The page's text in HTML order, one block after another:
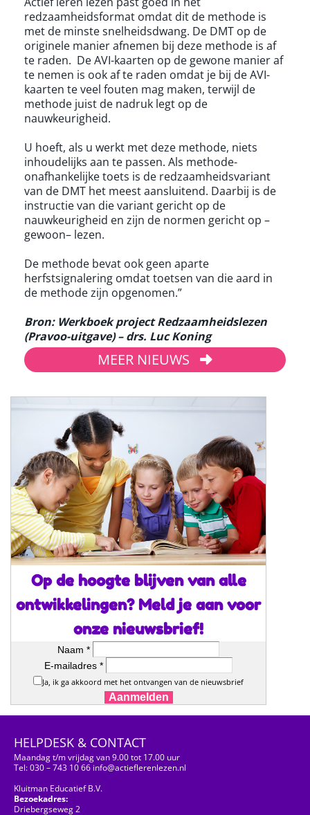
redzaamheidsformat omdat dit de methode is
met de minste snelheidsdwang. De DMT op de
originele manier afnemen bij deze methode is af
te raden. De AVI-kaarten op de gewone manier af
te nemen is ook af te raden omdat je bij de AVI-
kaarten te veel fouten mag maken, terwijl de
methode juist de nadruk legt op de
nauwkeurigheid.
U hoeft, als u werkt met deze methode, niets
inhoudelijks aan te passen. Als methode-
onafhankelijke toets is de redzaamheidsvariant
van de DMT het meest aansluitend. Daarbij is de
instructie van die variant gericht op de
nauwkeurigheid en zijn de normen gericht op –
gewoon– lezen.
De methode bevat ook geen aparte
herfstsignalering omdat toetsen van die aard in
de methode zijn opgenomen.”
Bron: Werkboek project Redzaamheidslezen
(Pravoo-uitgave) – drs. Luc Koning
MEER NIEUWS
Op de hoogte blijven van alle
ontwikkelingen? Meld je aan voor
onze nieuwsbrief!
Naam *
E-mailadres *
Ja, ik ga akkoord met het ontvangen van de nieuwsbrief
Aanmelden
HELPDESK & CONTACT
Maandag t/m vrijdag van 9.00 tot 17.00 uur
Tel: 030 – 743 10 66 info@actieflerenlezen.nl
Kluitman Educatief B.V.
Bezoekadres:
Driebergseweg 2